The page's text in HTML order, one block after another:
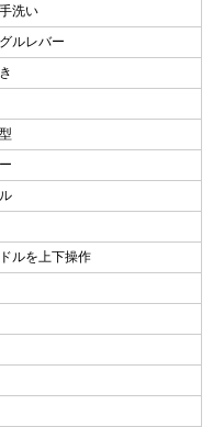
洗い
ルレバー
ルを上下操作